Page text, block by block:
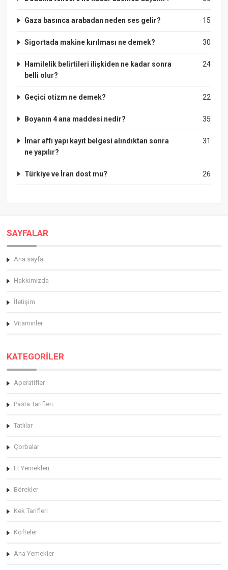
15
Gaza basınca arabadan neden ses gelir?
30
Sigortada makine kırılması ne demek?
24
Hamilelik belirtileri ilişkiden ne kadar sonra
belli olur?
22
Geçici otizm ne demek?
35
Boyanın 4 ana maddesi nedir?
31
İmar affı yapı kayıt belgesi alındıktan sonra
ne yapılır?
26
Türkiye ve İran dost mu?
SAYFALAR
Ana sayfa
Hakkimizda
İletişim
Vitaminler
KATEGORİLER
Aperatifler
Pasta Tarifleri
Tatlılar
Çorbalar
Et Yemekleri
Börekler
Kek Tarifleri
Köfteler
Ana Yemekler